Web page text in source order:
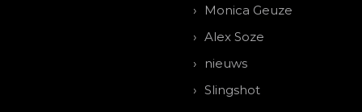
Monica Geuze
Alex Soze
nieuws
Slingshot